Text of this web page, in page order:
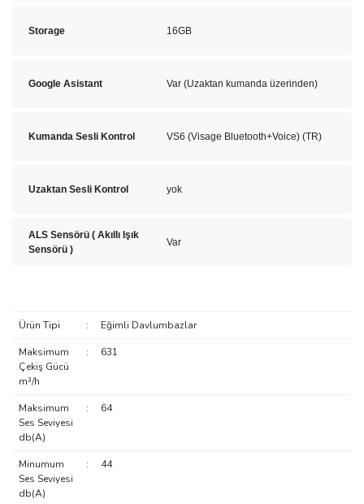
Storage 16GB
Google Asistant Var (Uzaktan kumanda üzerinden)
Kumanda Sesli Kontrol VS6 (Visage Bluetooth+Voice) (TR)
Uzaktan Sesli Kontrol yok
ALS Sensörü ( Akıllı Işık
Sensörü )
Var
Ürün Tipi : Eğimli Davlumbazlar
Maksimum
Çekiş Gücü
m³/h
: 631
Maksimum
Ses Seviyesi
db(A)
: 64
Minumum
Ses Seviyesi
db(A)
: 44